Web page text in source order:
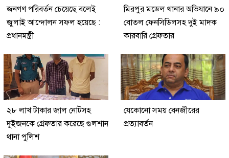
জনগণ পরিবর্তন চেয়েছে বলেই
জুলাই আন্দোলন সফল হয়েছে :
প্রধানমন্ত্রী
মিরপুর মডেল থানার অভিযানে ৯০
বোতল ফেনসিডিলসহ দুই মাদক
কারবারি গ্রেফতার
২৮ লাখ টাকার জাল নোটসহ
দুইজনকে গ্রেফতার করেছে গুলশান
থানা পুলিশ
যেকোনো সময় বেনজীরের
প্রত্যাবর্তন